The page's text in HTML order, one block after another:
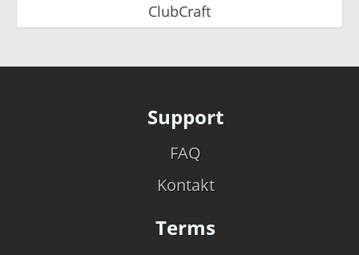
ClubCraft
Support
FAQ
Kontakt
Terms